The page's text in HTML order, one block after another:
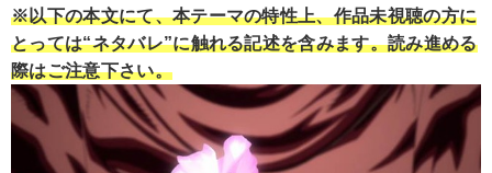
※以下の本文にて、本テーマの特性上、作品未視聴の方に
とっては“ネタバレ”に触れる記述を含みます。読み進める
際はご注意下さい。